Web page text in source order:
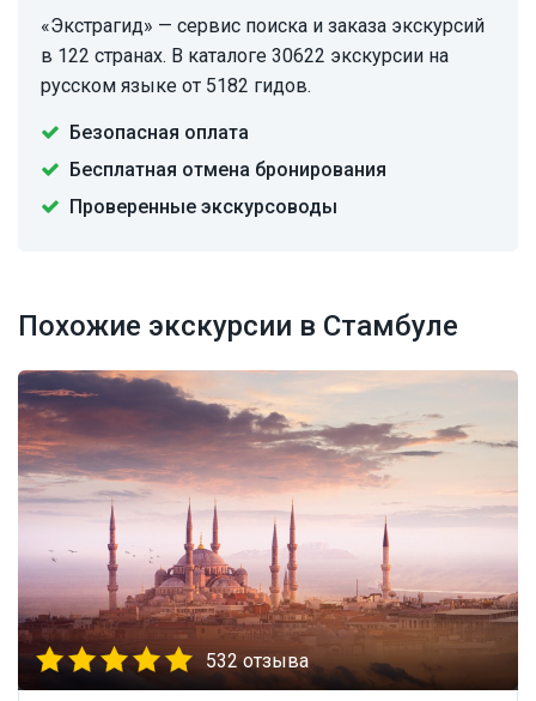
«Экстрагид» — сервис поиска и заказа экскурсий
в 122 странах. В каталоге 30622 экскурсии на
русском языке от 5182 гидов.
Безопасная оплата
Бесплатная отмена бронирования
Проверенные экскурсоводы
Похожие экскурсии в Стамбуле
532 отзыва